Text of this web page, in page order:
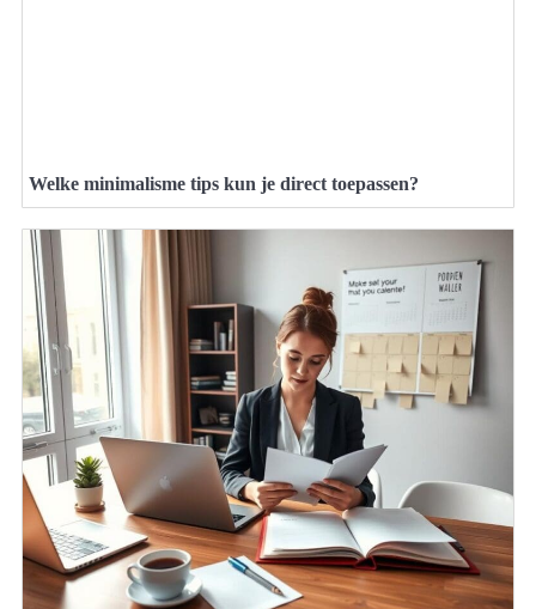
Welke minimalisme tips kun je direct toepassen?